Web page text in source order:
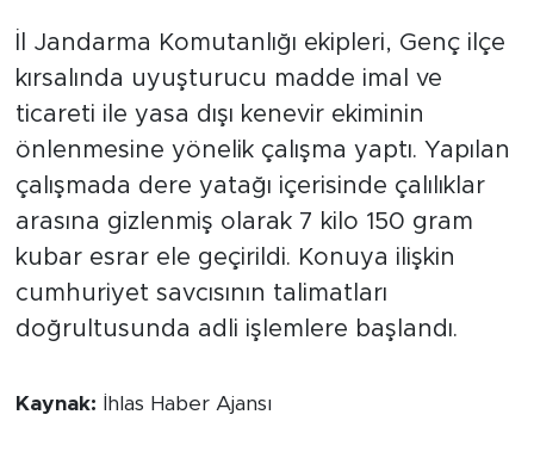
İl Jandarma Komutanlığı ekipleri, Genç ilçe
kırsalında uyuşturucu madde imal ve
ticareti ile yasa dışı kenevir ekiminin
önlenmesine yönelik çalışma yaptı. Yapılan
çalışmada dere yatağı içerisinde çalılıklar
arasına gizlenmiş olarak 7 kilo 150 gram
kubar esrar ele geçirildi. Konuya ilişkin
cumhuriyet savcısının talimatları
doğrultusunda adli işlemlere başlandı.
Kaynak: İhlas Haber Ajansı
Eğitim
Ekonomi
Hava Durumu
Tavz Der
Bingöl Kaza Haberleri